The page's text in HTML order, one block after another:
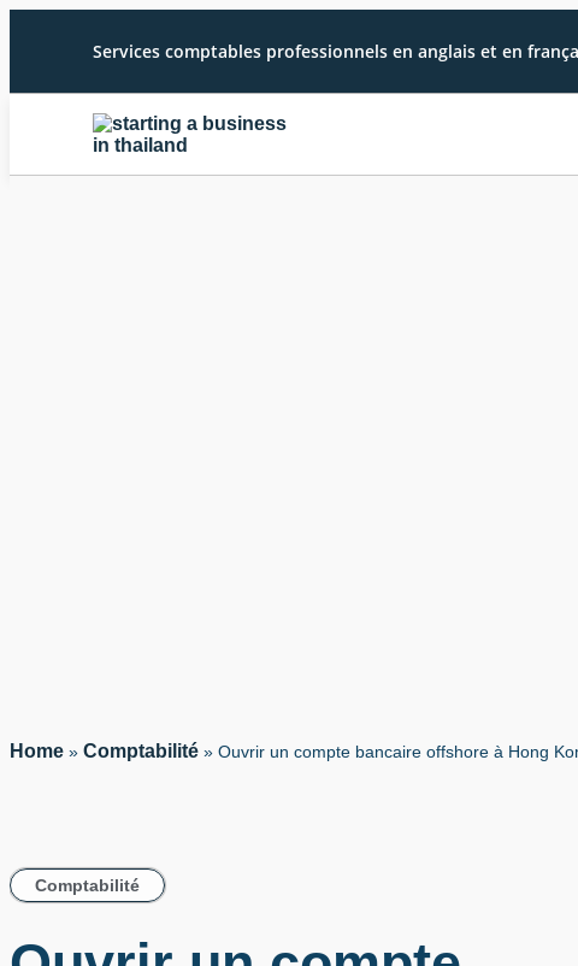
Services comptables professionnels en anglais et en
Home » Comptabilité » Ouvrir un compte bancaire offshore à Hong
Comptabilité